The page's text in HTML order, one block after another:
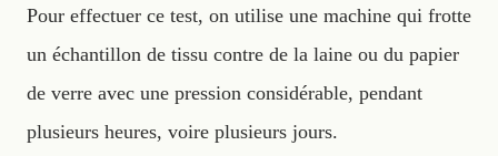
Pour effectuer ce test, on utilise une machine qui frotte
un échantillon de tissu contre de la laine ou du papier
de verre avec une pression considérable, pendant
plusieurs heures, voire plusieurs jours.